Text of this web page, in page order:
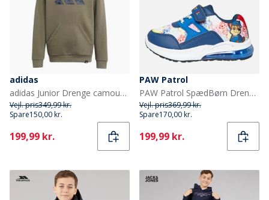
adidas
adidas Junior Drenge camouflage grafisk hættetrøje Olive Strata
Vejl. pris349,99 kr.
Spare150,00 kr.
Current
199,99 kr.
PAW Patrol
PAW Patrol SpædBørn Drenge Jak Sko Med Lys Blå/Multi
Vejl. pris369,99 kr.
Spare170,00 kr.
Current
199,99 kr.